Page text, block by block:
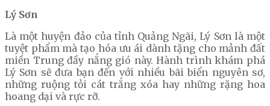
Lý Sơn
Là một huyện đảo của tỉnh Quảng Ngãi, Lý Sơn là một
tuyệt phẩm mà tạo hóa ưu ái dành tặng cho mảnh đất
miền Trung đầy nắng gió này. Hành trình khám phá
Lý Sơn sẽ đưa bạn đến với nhiều bãi biển nguyên sơ,
những ruộng tỏi cát trắng xóa hay những rặng hoa
hoang dại và rực rỡ.